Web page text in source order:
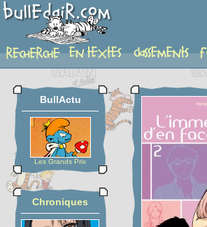
album
BullActu
Les Grands Prix
Chroniques